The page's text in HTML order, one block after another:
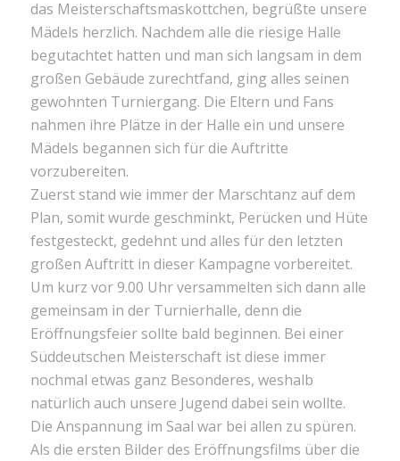
das Meisterschaftsmaskottchen, begrüßte unsere
Mädels herzlich. Nachdem alle die riesige Halle
begutachtet hatten und man sich langsam in dem
großen Gebäude zurechtfand, ging alles seinen
gewohnten Turniergang. Die Eltern und Fans
nahmen ihre Plätze in der Halle ein und unsere
Mädels begannen sich für die Auftritte
vorzubereiten.
Zuerst stand wie immer der Marschtanz auf dem
Plan, somit wurde geschminkt, Perücken und Hüte
festgesteckt, gedehnt und alles für den letzten
großen Auftritt in dieser Kampagne vorbereitet.
Um kurz vor 9.00 Uhr versammelten sich dann alle
gemeinsam in der Turnierhalle, denn die
Eröffnungsfeier sollte bald beginnen. Bei einer
Süddeutschen Meisterschaft ist diese immer
nochmal etwas ganz Besonderes, weshalb
natürlich auch unsere Jugend dabei sein wollte.
Die Anspannung im Saal war bei allen zu spüren.
Als die ersten Bilder des Eröffnungsfilms über die